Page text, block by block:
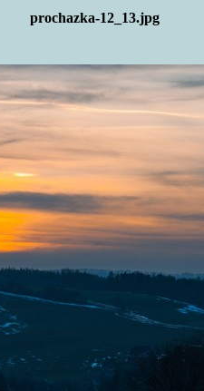
prochazka-12_13.jpg